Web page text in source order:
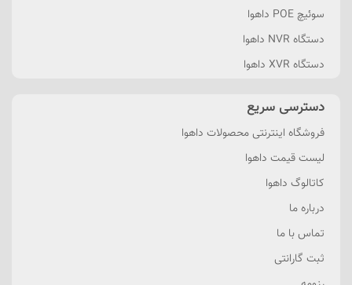
سوئیچ POE داهوا
دستگاه NVR داهوا
دستگاه XVR داهوا
دسترسی سریع
فروشگاه اینترنتی محصولات داهوا
لیست قیمت داهوا
کاتالوگ داهوا
درباره ما
تماس با ما
ثبت گارانتی